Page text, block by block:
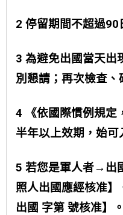
2 停留期間不超過90
3 為避免出國當天出
別懇請；再次檢查、
4 《依國際慣例規定
半年以上效期，始可
5 若您是軍人者→出
照人出國應經核准
出國 字第 號核准】。